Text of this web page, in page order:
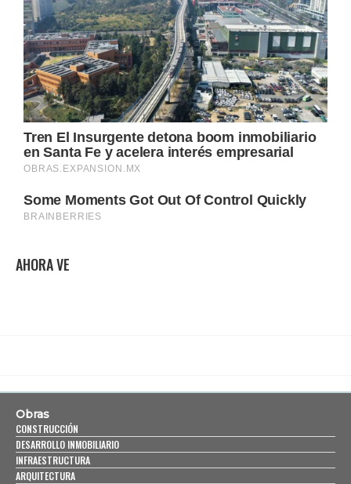
AHORA VE
Obras
CONSTRUCCIÓN
DESARROLLO INMOBILIARIO
INFRAESTRUCTURA
ARQUITECTURA